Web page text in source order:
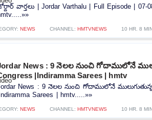
వార్తలు | Jordar Varthalu | Full Episode | 07-
NEWS CHANNEL: HMTVNEWS 10 HR. 8
News : 9 నెలల నుంచి గోదాములోనే
|Indiramma Sarees | hmtv
News : 9 నెలల నుంచి గోదాములోనే
Sarees | hmtv.....»»
NEWS CHANNEL: HMTVNEWS 10 HR. 8